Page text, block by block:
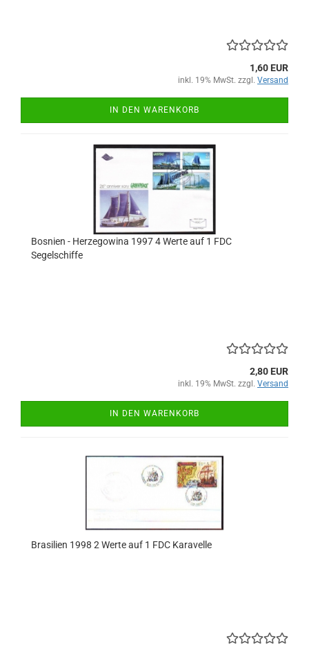
1,60 EUR
inkl. 19% MwSt. zzgl. Versand
IN DEN WARENKORB
Bosnien - Herzegowina 1997 4 Werte auf 1 FDC
Segelschiffe
2,80 EUR
inkl. 19% MwSt. zzgl. Versand
IN DEN WARENKORB
Brasilien 1998 2 Werte auf 1 FDC Karavelle